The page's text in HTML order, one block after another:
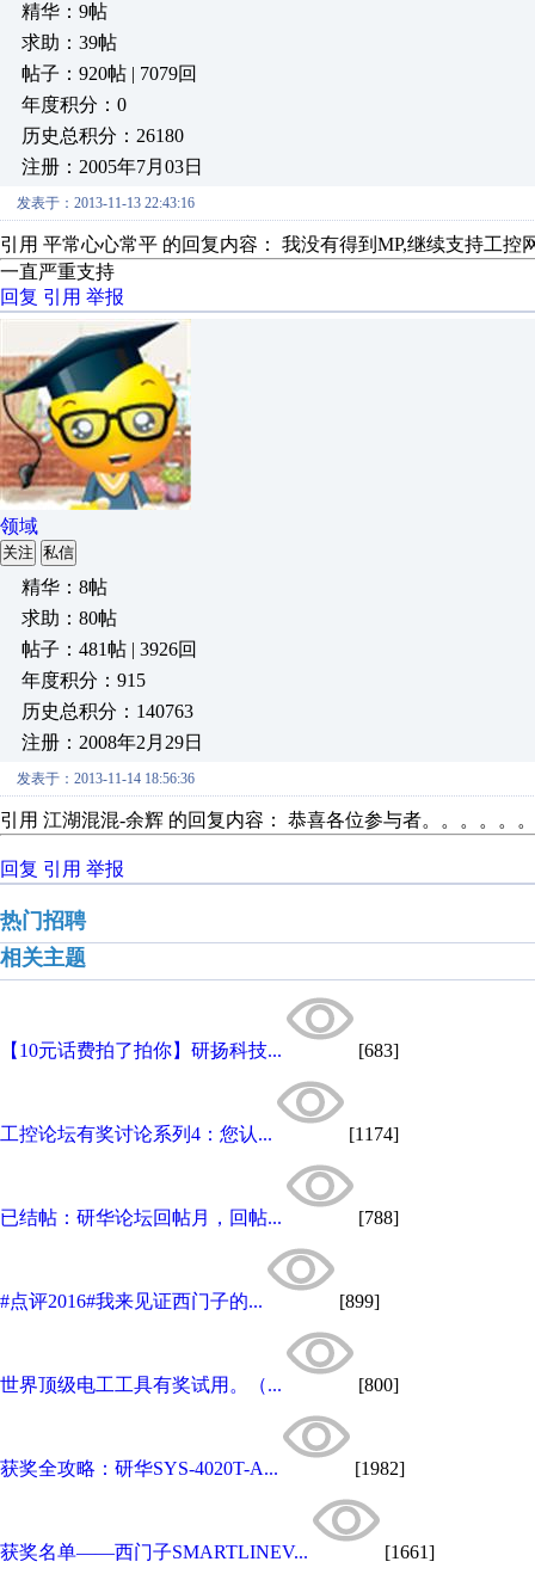
精华：9帖
求助：39帖
帖子：920帖 | 7079回
年度积分：0
历史总积分：26180
注册：2005年7月03日
发表于：2013-11-13 22:43:16
引用 平常心心常平 的回复内容： 我没有得到MP,继续支持工控
一直严重支持
回复 引用 举报
领域
关注 私信
精华：8帖
求助：80帖
帖子：481帖 | 3926回
年度积分：915
历史总积分：140763
注册：2008年2月29日
发表于：2013-11-14 18:56:36
引用 江湖混混-余辉 的回复内容： 恭喜各位参与者。。。。。。
回复 引用 举报
热门招聘
相关主题
【10元话费拍了拍你】研扬科技... [683]
工控论坛有奖讨论系列4：您认... [1174]
已结帖：研华论坛回帖月，回帖... [788]
#点评2016#我来见证西门子的... [899]
世界顶级电工工具有奖试用。（... [800]
获奖全攻略：研华SYS-4020T-A... [1982]
获奖名单——西门子SMARTLINEV... [1661]